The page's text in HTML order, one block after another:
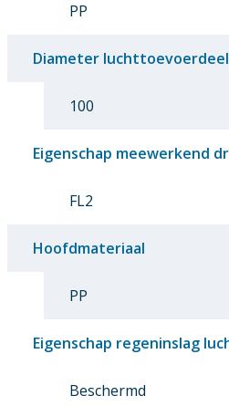
PP
Diameter
100
Eigenschap meewerkend
FL2
Hoofdmateriaal
PP
Eigenschap regeninslag
Beschermd